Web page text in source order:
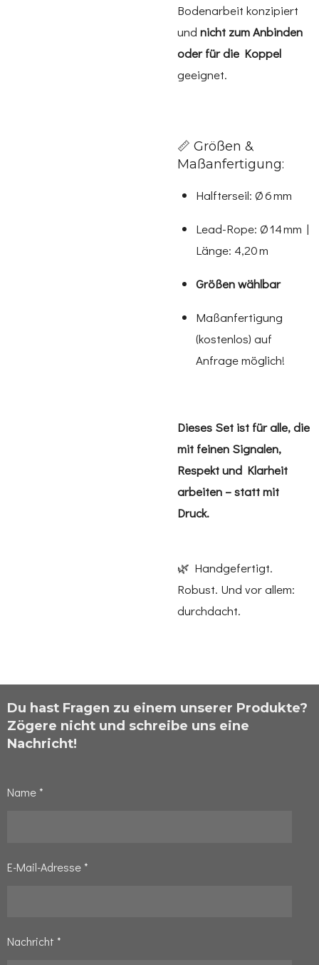
Bodenarbeit konzipiert
und nicht zum Anbinden
oder für die Koppel
geeignet.
📏 Größen &
Maßanfertigung:
Halfterseil: Ø 6 mm
Lead-Rope: Ø 14 mm |
Länge: 4,20 m
Größen wählbar
Maßanfertigung
(kostenlos) auf
Anfrage möglich!
Dieses Set ist für alle, die
mit feinen Signalen,
Respekt und Klarheit
arbeiten – statt mit
Druck.
🌿 Handgefertigt.
Robust. Und vor allem:
durchdacht.
Du hast Fragen zu einem unserer Produkte?
Zögere nicht und schreibe uns eine
Nachricht!
Name *
E-Mail-Adresse *
Nachricht *